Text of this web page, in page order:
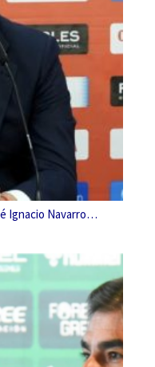
Ignacio Navarro…